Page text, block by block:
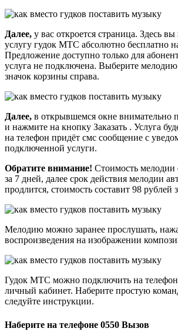
Далее, у вас откроется страница. Здесь
услугу гудок МТС абсолютно бесплатно
Предложение доступно только для
услуга не подключена. Выберите
значок корзины справа.
Далее, в открывшемся окне внимательно
и нажмите на кнопку Заказать . Услуга
на телефон придёт смс сообщение с
подключенной услуги.
Обратите внимание! Стоимость мелодии
за 7 дней, далее срок действия мелодии
продлится, стоимость составит 98 рублей
Мелодию можно заранее прослушать,
воспроизведения на изображении
Гудок МТС можно подключить на
личный кабинет. Наберите простую
следуйте инструкции.
Наберите на телефоне 0550 Вызов